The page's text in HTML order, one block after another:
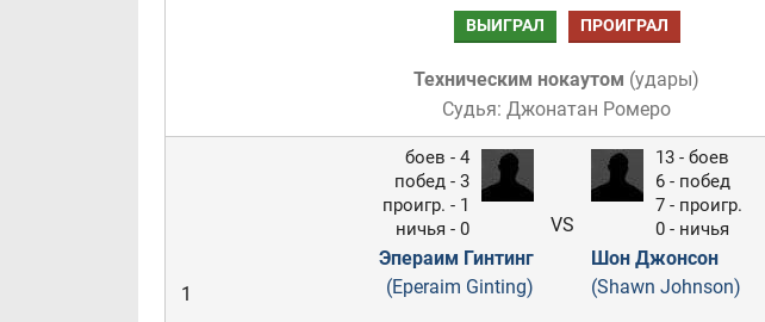
ВЫИГРАЛ ПРОИГРАЛ
Техническим нокаутом (удары)
Судья: Джонатан Ромеро
1
боев - 4
побед - 3
проигр. - 1
ничья - 0
Эпераим Гинтинг
(Eperaim Ginting)
VS
13 - боев
6 - побед
7 - проигр.
0 - ничья
Шон Джонсон
(Shawn Johnson)